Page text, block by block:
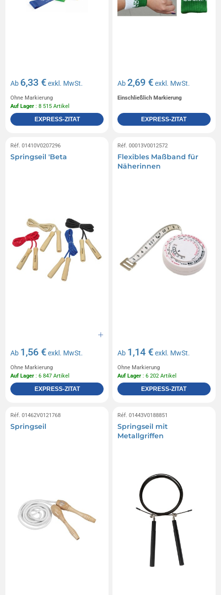
Ab 6,33 €exkl. MwSt.
Ohne Markierung
Auf Lager : 8 515 Artikel
EXPRESS-ZITAT
Ab2,69 €exkl. MwSt.
Einschließlich Markierung
EXPRESS-ZITAT
Réf. 01410V0207296
Springseil 'Beta
Ab 1,56 €exkl. MwSt.
Ohne Markierung
Auf Lager : 6 847 Artikel
EXPRESS-ZITAT
Réf. 00013V0012572
Flexibles Maßband für
Näherinnen
Ab 1,14 €exkl. MwSt.
Ohne Markierung
Auf Lager : 6 202 Artikel
EXPRESS-ZITAT
Réf. 01462V0121768
Springseil
Réf. 01443V0188851
Springseil mit
Metallgriffen